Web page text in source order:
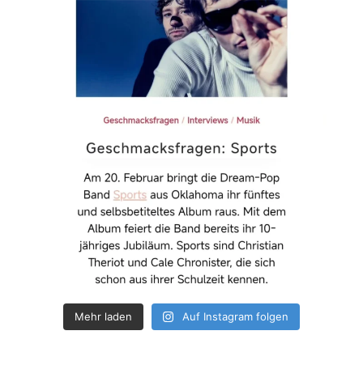
Mehr laden Auf Instagram folgen